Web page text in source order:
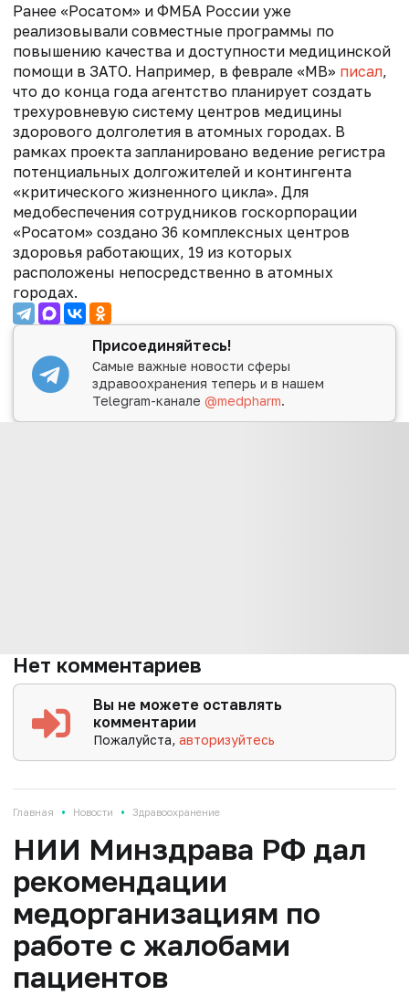
Ранее «Росатом» и ФМБА России уже
реализовывали совместные программы по
повышению качества и доступности медицинской
помощи в ЗАТО. Например, в феврале «МВ» писал,
что до конца года агентство планирует создать
трехуровневую систему центров медицины
здорового долголетия в атомных городах. В
рамках проекта запланировано ведение регистра
потенциальных долгожителей и контингента
«критического жизненного цикла». Для
медобеспечения сотрудников госкорпорации
«Росатом» создано 36 комплексных центров
здоровья работающих, 19 из которых
расположены непосредственно в атомных
городах.
Присоединяйтесь!
Самые важные новости сферы
здравоохранения теперь и в нашем
Telegram-канале@medpharm.
Нет комментариев
Вы не можете оставлять
комментарии
Пожалуйста,авторизуйтесь
Главная • Новости • Здравоохранение
НИИ Минздрава РФ дал
рекомендации
медорганизациям по
работе с жалобами
пациентов